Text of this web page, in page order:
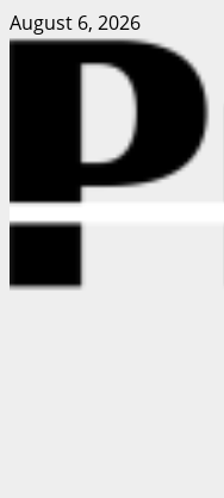
Skip
to
August 6, 2026